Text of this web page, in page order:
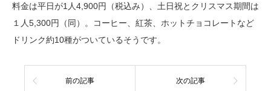
料金は平日が1人4,900円（税込み）、土日祝とクリスマス期間は
１人5,300円（同）。コーヒー、紅茶、ホットチョコレートなど
ドリンク約10種がついているそうです。
前の記事 次の記事